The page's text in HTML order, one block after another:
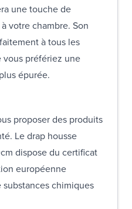
une touche de
votre chambre. Son
à tous les
préfériez une
épurée.
proposer des produits
Le drap housse
dispose du certificat
européenne
chimiques